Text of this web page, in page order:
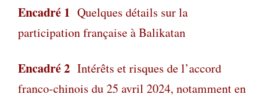
Encadré 1 Quelques détails sur la
participation française à Balikatan
Encadré 2 Intérêts et risques de l’accord
franco-chinois du 25 avril 2024, notamment en